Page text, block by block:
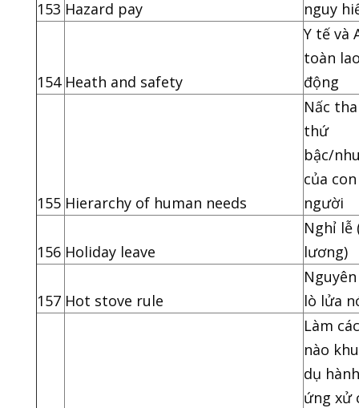
153 Hazard pay
nguy
154 Heath and safety
Y tế và
toàn
động
155 Hierarchy of human needs
Nấc
thứ
bậc/
của con
người
156 Holiday leave
Nghỉ lễ
lương)
157 Hot stove rule
lò lửa
Làm
nào
dụ
ứng xử